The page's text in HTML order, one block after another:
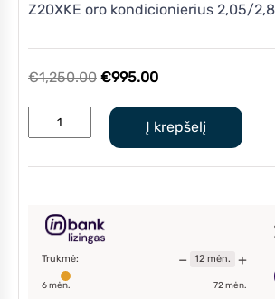
Z20XKE oro kondicionierius 2,05/
€1,250.00 Original
was:
€1,250.00.
€995.00Current
is:
€995.00.
produkto
kiekis:
CS-
Z20XKEW
CU-
Į krepšelį
Trukmė: − 12 mėn. +
6mėn. 72mėn.